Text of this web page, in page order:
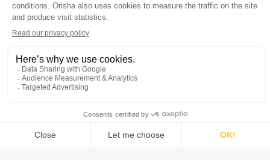
clientela.
emergentes con gran
potencial de
crecimiento,
oferta de la
competencia.